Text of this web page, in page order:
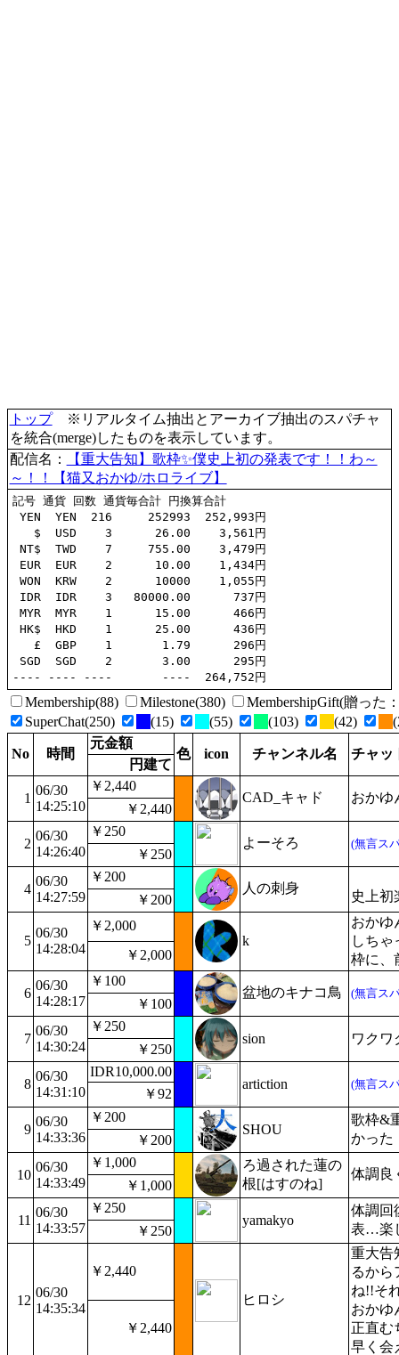
トップ※リアルタイム抽出とアーカイブ抽出のスパチャ
を統合(merge)したものを表示しています。
配信名：
【重大告知】歌枠✨僕史上初の発表です！！わ～
～！！【猫又おかゆ/ホロライブ】
記号 通貨 回数 通貨毎合計 円換算合計
YEN  YEN  216     252993  252,993円
   $  USD    3      26.00    3,561円
NT$  TWD    7     755.00    3,479円
EUR  EUR    2      10.00    1,434円
WON  KRW    2      10000    1,055円
IDR  IDR    3   80000.00      737円
MYR  MYR    1      15.00      466円
HK$  HKD    1      25.00      436円
   £  GBP    1       1.79      296円
SGD  SGD    2       3.00      295円
Membership(88) Milestone(380)
MembershipGift(贈った
SuperChat(250)
(15) (55) (103) (42)
No 時間
元金額
色 icon チャンネル名 チャッ
円建て
1
06/30
14:25:10
￥2,440
CAD_キャド おかゆ
￥2,440
2
06/30
14:26:40
￥250
よーそろ (無言ス
￥250
4
06/30
14:27:59
￥200
人の刺身
史上初
￥200
5
06/30
14:28:04
￥2,000
k
おかゆ
しち
枠に、
￥2,000
6
06/30
14:28:17
￥100
盆地のキナコ鳥 (無言ス
￥100
7
06/30
14:30:24
￥250
sion
ワクワ
￥250
8
06/30
14:31:10
IDR10,000.00
artiction
(無言ス
￥92
9
06/30
14:33:36
￥200
SHOU
歌枠&
かった
￥200
10
06/30
14:33:49
￥1,000
ろ過された蓮の
根[はすのね]
体調良
￥1,000
11
06/30
14:33:57
￥250
yamakyo
体調回
表…楽
￥250
12
06/30
14:35:34
￥2,440
ヒロシ
重大告
るから
ね!!そ
おかゆ
正直む
早く会
￥2,440